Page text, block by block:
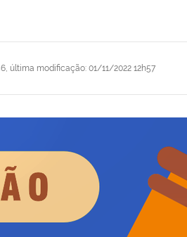
, última modificação: 01/11/2022 12h57